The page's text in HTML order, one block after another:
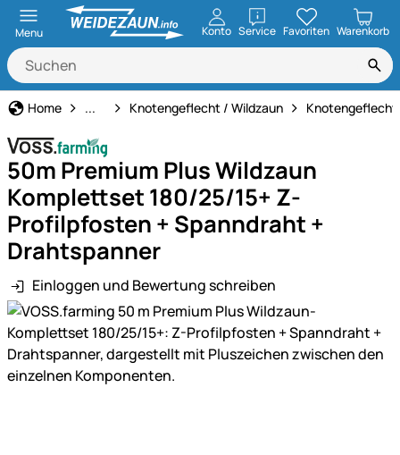
Menu Konto ServiceöffnenFavoriten Warenkorb
Home Weidezaun
... Knotengeflecht / Wildzaun
50m Premium Plus Wildzaun
Komplettset 180/25/15+ Z-
Profilpfosten + Spanndraht +
Drahtspanner
Einloggen und Bewertung schreiben
Produktgalerie